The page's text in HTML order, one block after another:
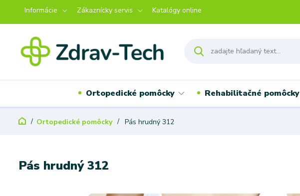
Informácie Zákaznícky servis Katalógy online
Ortopedické pomôcky Rehabilitačné pomôcky
Ortopedické pomôcky Pás hrudný 312
Pás hrudný 312